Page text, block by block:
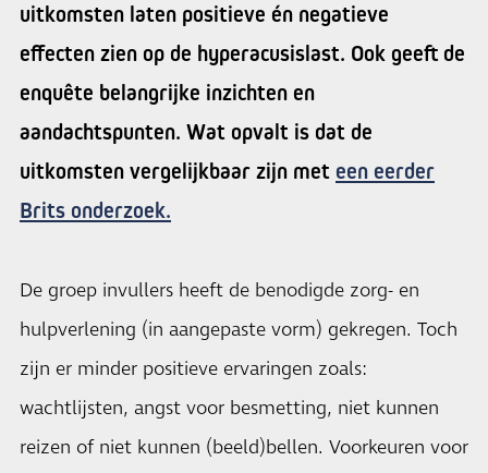
uitkomsten laten positieve én negatieve
effecten zien op de hyperacusislast. Ook geeft de
enquête belangrijke inzichten en
aandachtspunten. Wat opvalt is dat de
uitkomsten vergelijkbaar zijn met een eerder
Brits onderzoek.
De groep invullers heeft de benodigde zorg- en
hulpverlening (in aangepaste vorm) gekregen. Toch
zijn er minder positieve ervaringen zoals:
wachtlijsten, angst voor besmetting, niet kunnen
reizen of niet kunnen (beeld)bellen. Voorkeuren voor